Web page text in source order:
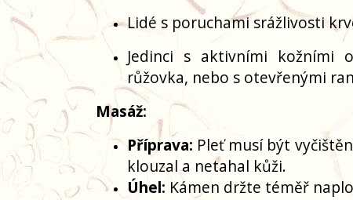
Lidé s poruchami srážlivosti
Jedinci s aktivními kožními
růžovka, nebo s otevřenými
Masáž:
Příprava: Pleť musí být
klouzal a netahal kůži.
Úhel: Kámen držte téměř